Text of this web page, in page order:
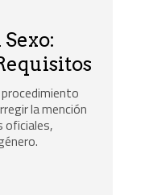
la mención
oficiales,